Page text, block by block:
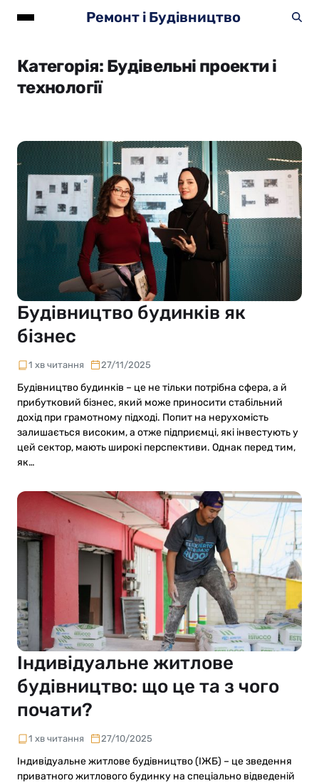
Ремонт і Будівництво
Категорія: Будівельні проекти і
технології
Будівництво будинків як
бізнес
1 хв читання 27/11/2025
Будівництво будинків – це не тільки потрібна сфера, а й
прибутковий бізнес, який може приносити стабільний
дохід при грамотному підході. Попит на нерухомість
залишається високим, а отже підприємці, які інвестують у
цей сектор, мають широкі перспективи. Однак перед тим,
як…
Індивідуальне житлове
будівництво: що це та з чого
почати?
1 хв читання 27/10/2025
Індивідуальне житлове будівництво (ІЖБ) – це зведення
приватного житлового будинку на спеціально відведеній